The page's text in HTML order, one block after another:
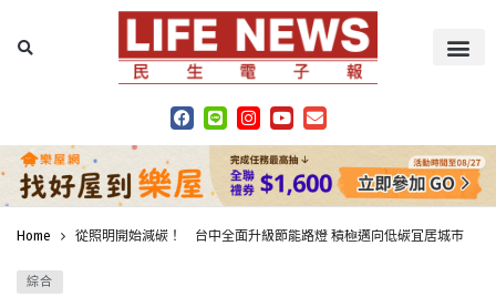
Home 從照明開始減碳！ 台中全面升級節能路燈 積極邁向低碳宜居城市
綜合